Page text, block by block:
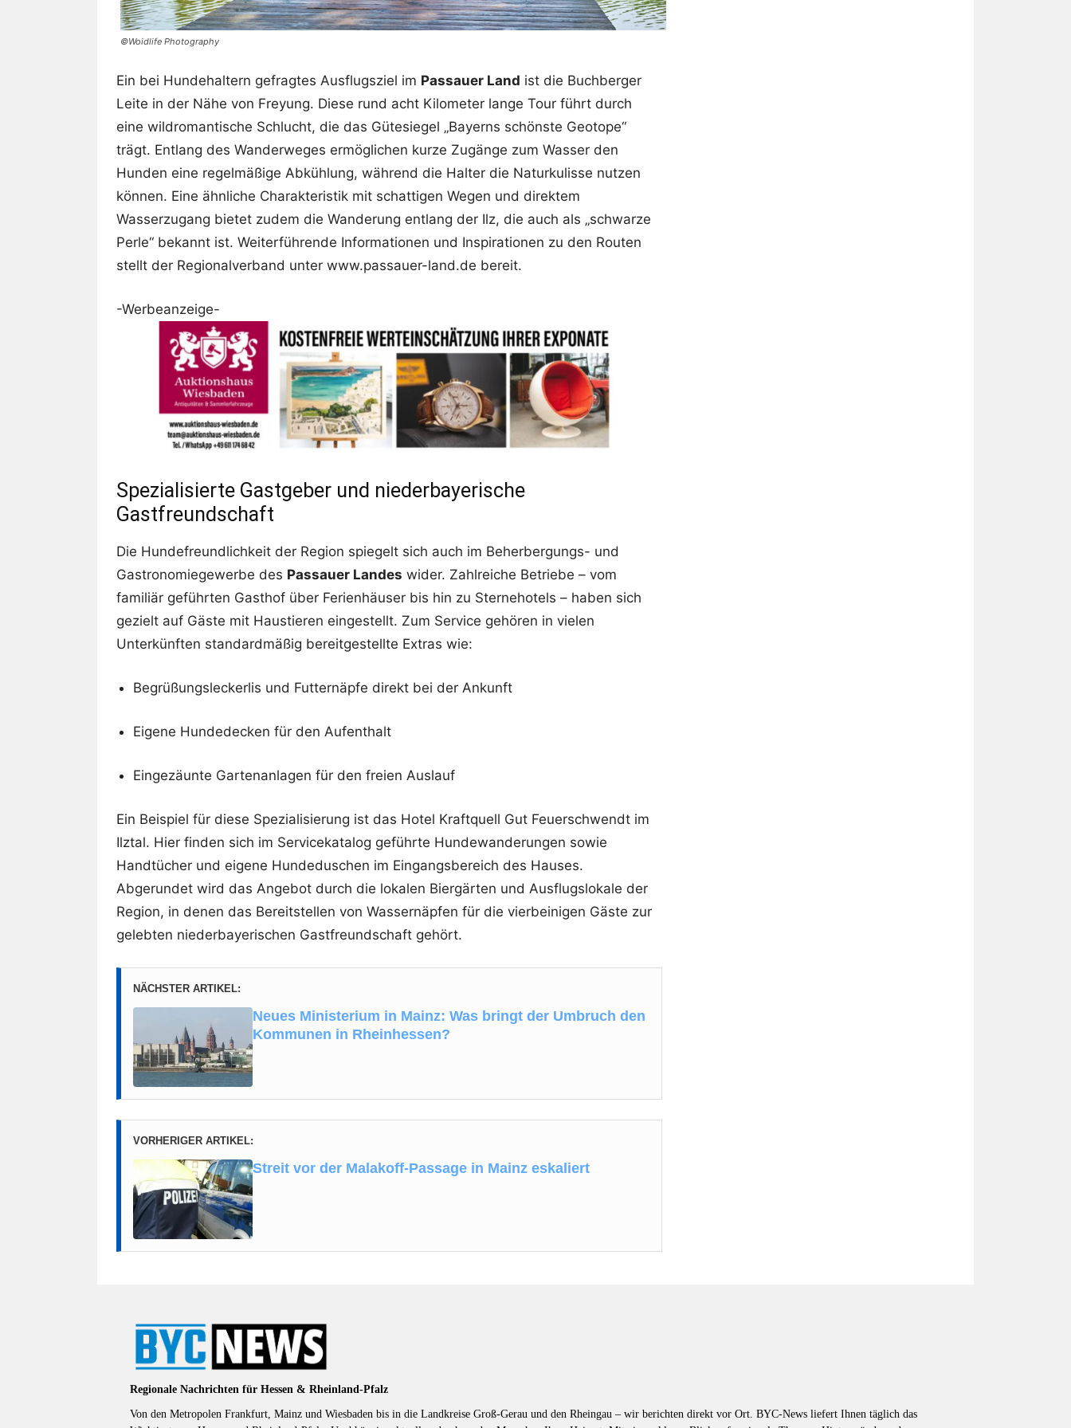
©Woidlife Photography
Ein bei Hundehaltern gefragtes Ausflugsziel im Passauer Land ist die Buchberger
Leite in der Nähe von Freyung. Diese rund acht Kilometer lange Tour führt durch
eine wildromantische Schlucht, die das Gütesiegel „Bayerns schönste Geotope“
trägt. Entlang des Wanderweges ermöglichen kurze Zugänge zum Wasser den
Hunden eine regelmäßige Abkühlung, während die Halter die Naturkulisse nutzen
können. Eine ähnliche Charakteristik mit schattigen Wegen und direktem
Wasserzugang bietet zudem die Wanderung entlang der Ilz, die auch als „schwarze
Perle“ bekannt ist. Weiterführende Informationen und Inspirationen zu den Routen
stellt der Regionalverband unter www.passauer-land.de bereit.
-Werbeanzeige-
Spezialisierte Gastgeber und niederbayerische
Gastfreundschaft
Die Hundefreundlichkeit der Region spiegelt sich auch im Beherbergungs- und
Gastronomiegewerbe des Passauer Landes wider. Zahlreiche Betriebe – vom
familiär geführten Gasthof über Ferienhäuser bis hin zu Sternehotels – haben sich
gezielt auf Gäste mit Haustieren eingestellt. Zum Service gehören in vielen
Unterkünften standardmäßig bereitgestellte Extras wie:
Begrüßungsleckerlis und Futternäpfe direkt bei der Ankunft
Eigene Hundedecken für den Aufenthalt
Eingezäunte Gartenanlagen für den freien Auslauf
Ein Beispiel für diese Spezialisierung ist das Hotel Kraftquell Gut Feuerschwendt im
Ilztal. Hier finden sich im Servicekatalog geführte Hundewanderungen sowie
Handtücher und eigene Hundeduschen im Eingangsbereich des Hauses.
Abgerundet wird das Angebot durch die lokalen Biergärten und Ausflugslokale der
Region, in denen das Bereitstellen von Wassernäpfen für die vierbeinigen Gäste zur
gelebten niederbayerischen Gastfreundschaft gehört.
NÄCHSTER ARTIKEL:
Neues Ministerium in Mainz: Was bringt der Umbruch den
Kommunen in Rheinhessen?
VORHERIGER ARTIKEL:
Streit vor der Malakoff-Passage in Mainz eskaliert
Regionale Nachrichten für Hessen & Rheinland-Pfalz
Von den Metropolen Frankfurt, Mainz und Wiesbaden bis in die Landkreise Groß-Gerau und den Rheingau – wir berichten direkt vor Ort. BYC-News liefert Ihnen täglich das